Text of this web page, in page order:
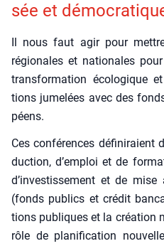
sée et
Il nous faut agir pour
régio­nales et natio­nales
trans­for­ma­tion éco­lo­gique
tions jume­lées avec des
péens.
Ces confé­rences
duc­tion, d’emploi et de
d’investissement et de
(fonds publics et cré­dit
tions publiques et la créa­tion
rôle de pla­ni­fi­ca­tion